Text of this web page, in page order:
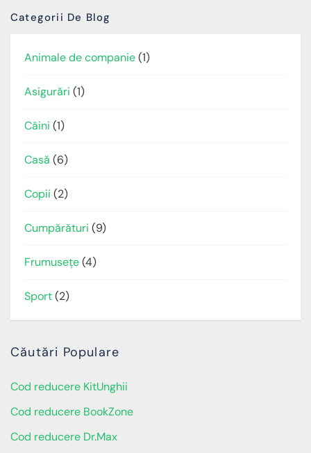
Categorii De Blog
Animale de companie(1)
Asigurări (1)
Câini (1)
Casă (6)
Copii (2)
Cumpărături (9)
Frumusețe(4)
Sport(2)
Căutări Populare
Cod reducere KitUnghii
Cod reducere BookZone
Cod reducere Dr.Max